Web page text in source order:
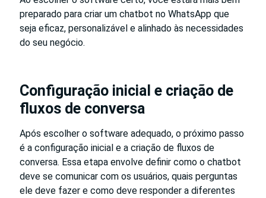
preparado para criar um chatbot no WhatsApp que
seja eficaz, personalizável e alinhado às necessidades
do seu negócio.
Configuração inicial e criação de
fluxos de conversa
Após escolher o software adequado, o próximo passo
é a configuração inicial e a criação de fluxos de
conversa. Essa etapa envolve definir como o chatbot
deve se comunicar com os usuários, quais perguntas
ele deve fazer e como deve responder a diferentes